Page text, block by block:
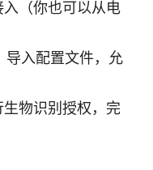
（你也可以从电
入配置文件，允
物识别授权，完